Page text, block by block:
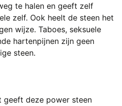
te halen en geeft zelf
zelf. Ook heelt de steen het
wijze. Taboes, seksuele
hartenpijnen zijn geen
steen.
geeft deze power steen